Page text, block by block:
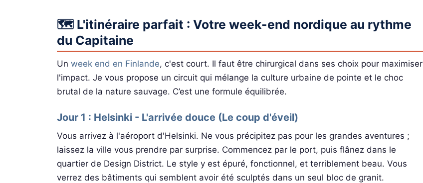
🗺️ L'itinéraire parfait : Votre week-end nordique au rythme
du Capitaine
Un week end en Finlande, c'est court. Il faut être chirurgical dans ses choix pour maximiser
l'impact. Je vous propose un circuit qui mélange la culture urbaine de pointe et le choc
brutal de la nature sauvage. C’est une formule équilibrée.
Jour 1 : Helsinki - L'arrivée douce (Le coup d'éveil)
Vous arrivez à l'aéroport d'Helsinki. Ne vous précipitez pas pour les grandes aventures ;
laissez la ville vous prendre par surprise. Commencez par le port, puis flânez dans le
quartier de Design District. Le style y est épuré, fonctionnel, et terriblement beau. Vous
verrez des bâtiments qui semblent avoir été sculptés dans un seul bloc de granit.